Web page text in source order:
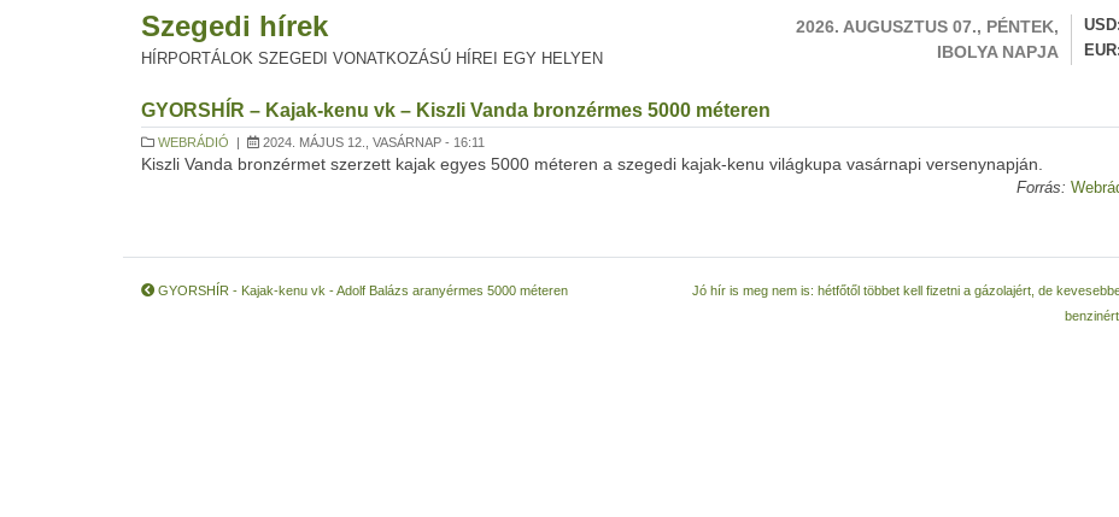
Szegedi hírek
HÍRPORTÁLOK SZEGEDI VONATKOZÁSÚ HÍREI EGY HELYEN
2026. AUGUSZTUS 07., PÉNTEK,
IBOLYA NAPJA
USD
EUR
GYORSHÍR – Kajak-kenu vk – Kiszli Vanda bronzérmes 5000 méteren
WEBRÁDIÓ | 2024. MÁJUS 12., VASÁRNAP - 16:11
Kiszli Vanda bronzérmet szerzett kajak egyes 5000 méteren a szegedi kajak-kenu világkupa vasárnapi versenynapján.
Forrás:
GYORSHÍR - Kajak-kenu vk - Adolf Balázs aranyérmes 5000 méteren
Jó hír is meg nem is: hétfőtől többet kell fizetni a gázolajért, de
benzinért